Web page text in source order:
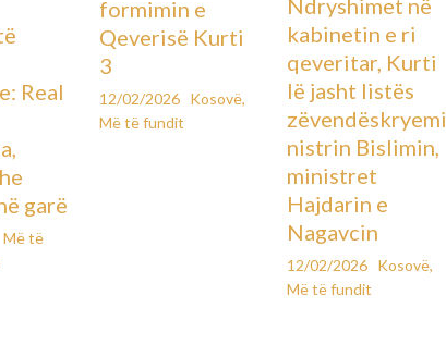
Real
garë
Më të
formimin e
Qeverisë Kurti
3
12/02/2026 Kosovë,
Më të fundit
Ndryshimet në
kabinetin e ri
qeveritar, Kurti
lë jasht listës
zëvendëskryemi
nistrin Bislimin,
ministret
Hajdarin e
Nagavcin
12/02/2026 Kosovë,
Më të fundit